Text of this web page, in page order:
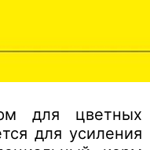
для цветных
для усиления